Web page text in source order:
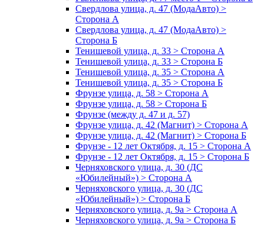
Свердлова улица, д. 47 (МодаАвто) >
Сторона А
Свердлова улица, д. 47 (МодаАвто) >
Сторона Б
Тенишевой улица, д. 33 > Сторона А
Тенишевой улица, д. 33 > Сторона Б
Тенишевой улица, д. 35 > Сторона А
Тенишевой улица, д. 35 > Сторона Б
Фрунзе улица, д. 58 > Сторона А
Фрунзе улица, д. 58 > Сторона Б
Фрунзе (между д. 47 и д. 57)
Фрунзе улица, д. 42 (Магнит) > Сторона А
Фрунзе улица, д. 42 (Магнит) > Сторона Б
Фрунзе - 12 лет Октября, д. 15 > Сторона А
Фрунзе - 12 лет Октября, д. 15 > Сторона Б
Черняховского улица, д. 30 (ДС
«Юбилейный») > Сторона А
Черняховского улица, д. 30 (ДС
«Юбилейный») > Сторона Б
Черняховского улица, д. 9а > Сторона А
Черняховского улица, д. 9а > Сторона Б